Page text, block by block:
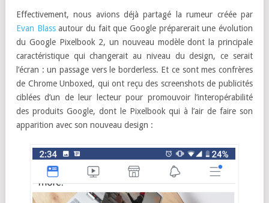
Effectivement, nous avions déjà partagé la rumeur créée par
Evan Blassautour du fait que Google préparerait une évolution
du Google Pixelbook 2, un nouveau modèle dont la principale
caractéristique qui changerait au niveau du design, ce serait
l’écran : un passage vers le borderless. Et ce sont mes confrères
de Chrome Unboxed, qui ont reçu des screenshots de publicités
ciblées d’un de leur lecteur pour promouvoir l’interopérabilité
des produits Google, dont le Pixelbook qui à l’air de faire son
apparition avec son nouveau design :